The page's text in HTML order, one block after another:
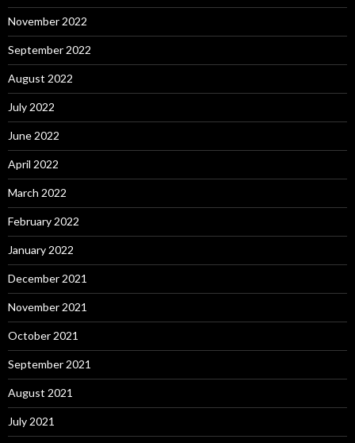
November 2022
September 2022
August 2022
July 2022
June 2022
April 2022
March 2022
February 2022
January 2022
December 2021
November 2021
October 2021
September 2021
August 2021
July 2021